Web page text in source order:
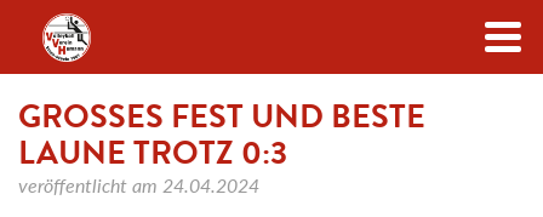
Zum Inhalt
GROSSES FEST UND BESTE L
AUNE TROTZ 0:3
veröffentlicht am 24.04.2024